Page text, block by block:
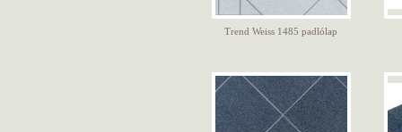
Trend Weiss 1485 padlólap